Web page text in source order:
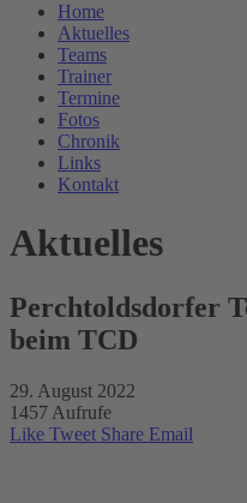
Home
Aktuelles
Teams
Trainer
Termine
Fotos
Chronik
Links
Kontakt
Aktuelles
Perchtoldsdorfer
beim TCD
29. August 2022
1457 Aufrufe
Like Tweet Share Email